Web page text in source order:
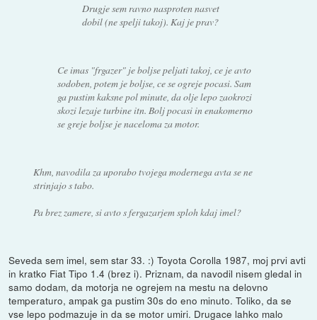
Drugje sem ravno nasproten nasvet
dobil (ne spelji takoj). Kaj je prav?
Ce imas "frgazer" je boljse peljati takoj, ce je avto
sodoben, potem je boljse, ce se ogreje pocasi. Sam
ga pustim kaksne pol minute, da olje lepo zaokrozi
skozi lezaje turbine itn. Bolj pocasi in enakomerno
se greje boljse je naceloma za motor.
Khm, navodila za uporabo tvojega modernega avta se ne
strinjajo s tabo.
Pa brez zamere, si avto s fergazarjem sploh kdaj imel?
Seveda sem imel, sem star 33. :) Toyota Corolla 1987, moj prvi avti
in kratko Fiat Tipo 1.4 (brez i). Priznam, da navodil nisem gledal in
samo dodam, da motorja ne ogrejem na mestu na delovno
temperaturo, ampak ga pustim 30s do eno minuto. Toliko, da se
vse lepo podmazuje in da se motor umiri. Drugace lahko malo